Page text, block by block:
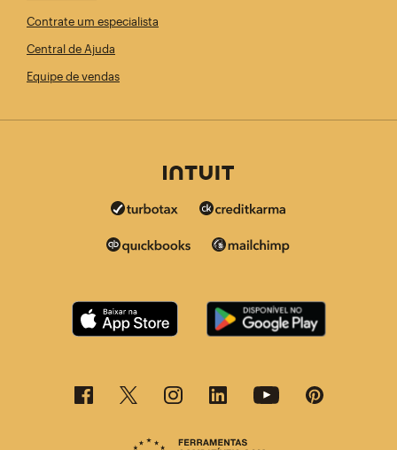
Contrate um especialista
Central de Ajuda
Equipe de vendas